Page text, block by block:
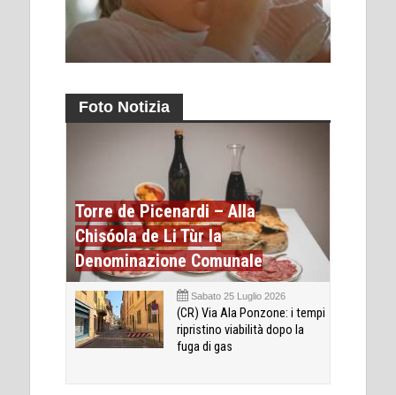
Foto Notizia
Torre de Picenardi – Alla
Chisóola de Li Tùr la
Denominazione Comunale
Sabato 25 Luglio 2026
(CR) Via Ala Ponzone: i tempi
ripristino viabilità dopo la
fuga di gas